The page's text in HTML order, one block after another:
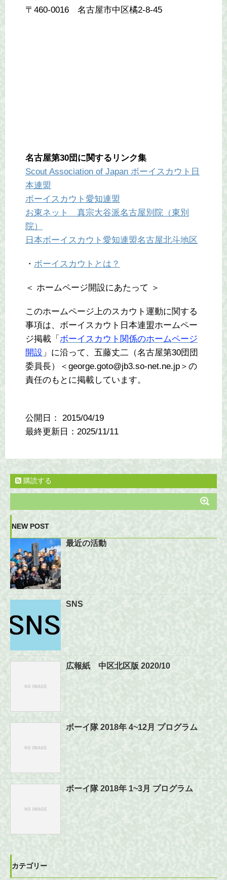
〒460-0016 名古屋市中区橘2-8-45
名古屋第30団に関するリンク集
Scout Association of Japan ボーイスカウト日
本連盟
ボーイスカウト愛知連盟
お東ネット 真宗大谷派名古屋別院（東別
院）
日本ボーイスカウト愛知連盟名古屋北斗地区
・ ボーイスカウトとは？
＜ ホームページ開設にあたって ＞
このホームページ上のスカウト運動に関する
事項は、ボーイスカウト日本連盟ホームペー
ジ掲載「 ボーイスカウト関係のホームページ
開設 」に沿って、五藤丈二（名古屋第30団団
委員長）＜george.goto@jb3.so-net.ne.jp＞の
責任のもとに掲載しています。
公開日： 2015/04/19
最終更新日：2025/11/11
購読する
NEW POST
最近の活動
SNS
広報紙 中区北区版 2020/10
ボーイ隊 2018年 4~12月 プログラム
ボーイ隊 2018年 1~3月 プログラム
カテゴリー